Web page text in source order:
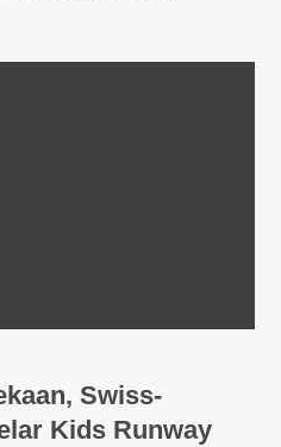
Swiss-
Kids Runway